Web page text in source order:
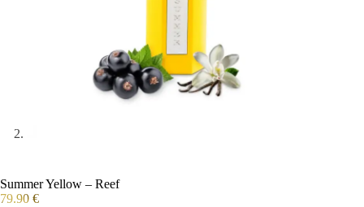
Summer Yellow – Reef
79.90 €